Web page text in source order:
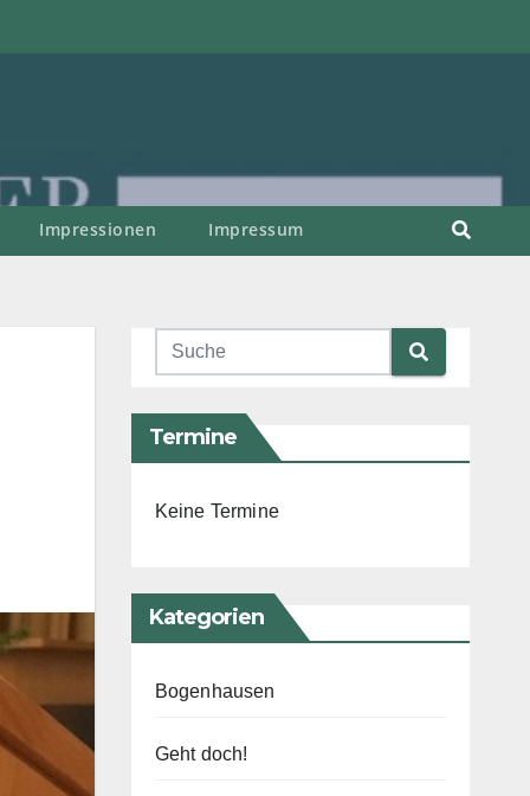
Impressionen Impressum
Termine
Keine Termine
Kategorien
Bogenhausen
Geht doch!